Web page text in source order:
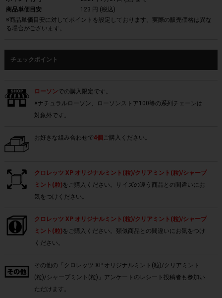
商品単価目安
123 円 (税込)
※商品単価目安に対してポイントを設定しております。実際の販売価格は異な
る場合がございます。
チェックポイント
ローソンでの購入限定です。
※ナチュラルローソン、ローソンストア100等の系列チェーンは
対象外です。
お好きな組み合わせで4個 ご購入ください。
クロレッツ XP オリジナルミント(粒)/クリアミント(粒)/シャープ
ミント(粒)をご購入ください。サイズの違う商品との間違いにお
気をつけください。
クロレッツ XP オリジナルミント(粒)/クリアミント(粒)/シャープ
ミント(粒)をご購入ください。類似商品との間違いにお気をつけ
ください。
その他の「クロレッツ XP オリジナルミント(粒)/クリアミント
(粒)/シャープミント(粒)」アンケートのレシート投稿者も参加い
ただけます。